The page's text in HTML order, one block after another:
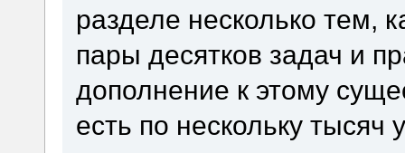
разделе несколько тем,
пары десятков задач и
дополнение к этому
есть по нескольку тысяч